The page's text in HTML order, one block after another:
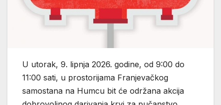
U utorak, 9. lipnja 2026. godine, od 9:00 do
11:00 sati, u prostorijama Franjevačkog
samostana na Humcu bit će održana akcija